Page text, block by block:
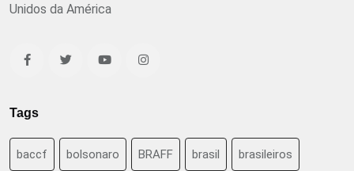
Unidos da América
Tags
baccf bolsonaro BRAFF brasil brasileiros